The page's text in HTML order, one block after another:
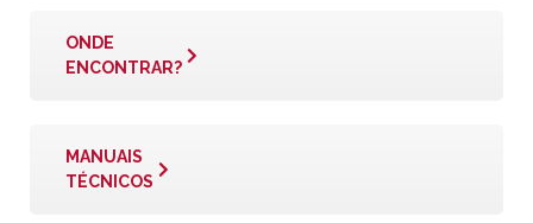
ONDE
ENCONTRAR?
MANUAIS
TÉCNICOS